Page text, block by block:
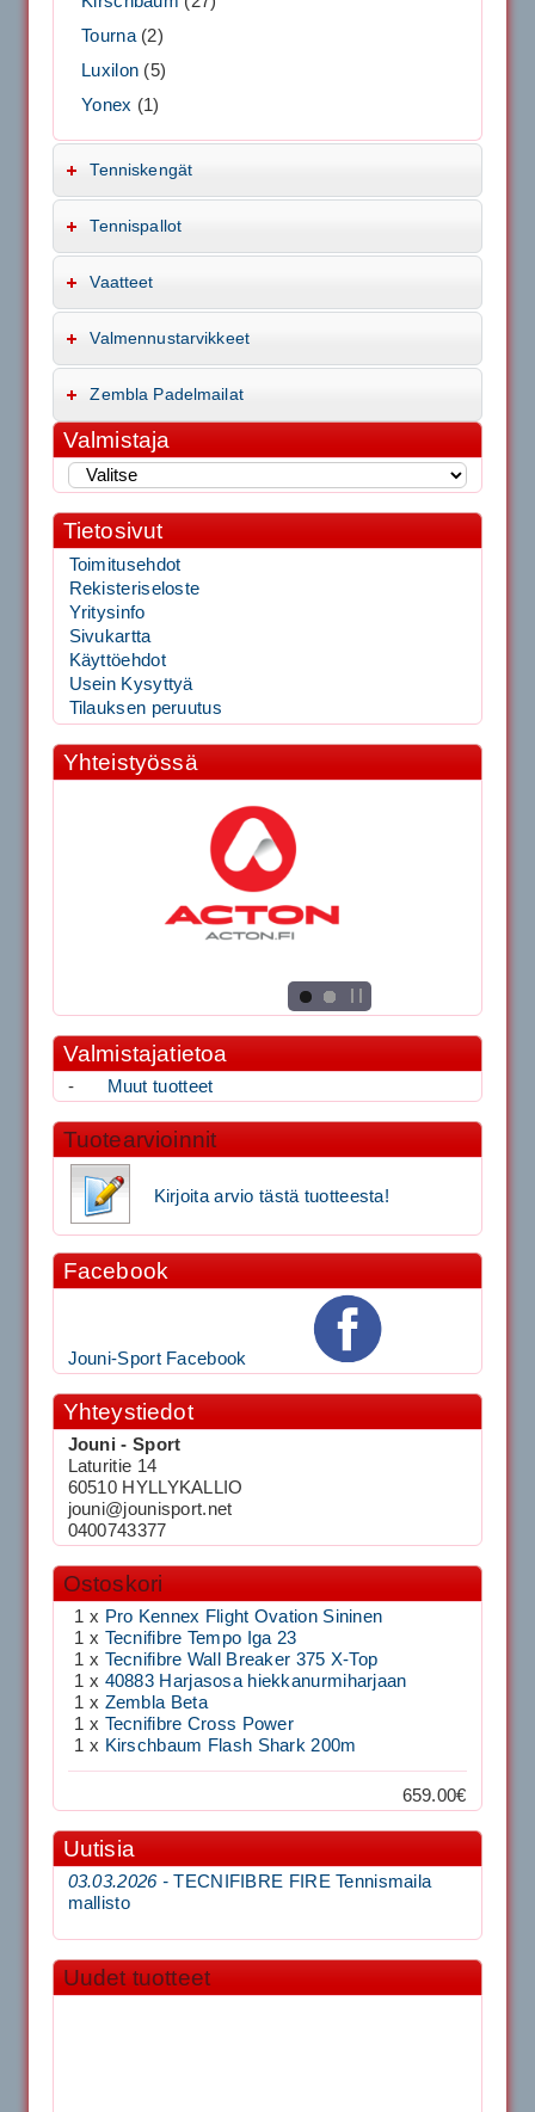
Tourna(2)
Luxilon (5)
Yonex (1)
Tenniskengät
Tennispallot
Vaatteet
Valmennustarvikkeet
Zembla Padelmailat
Valmistaja
Tietosivut
Toimitusehdot
Rekisteriseloste
Yritysinfo
Sivukartta
Käyttöehdot
Usein Kysyttyä
Tilauksen peruutus
Yhteistyössä
Valmistajatietoa
- Muut tuotteet
Tuotearvioinnit
Kirjoita arvio tästä tuotteesta!
Facebook
Jouni-Sport Facebook
Yhteystiedot
Jouni - Sport
Laturitie 14
60510 HYLLYKALLIO
jouni@jounisport.net
0400743377
Ostoskori
1 x Pro Kennex Flight Ovation Sininen
1 x Tecnifibre Tempo Iga 23
1 x Tecnifibre Wall Breaker 375 X-Top
1 x 40883 Harjasosa hiekkanurmiharjaan
1 x Zembla Beta
1 x Tecnifibre Cross Power
1 x Kirschbaum Flash Shark 200m
659.00€
Uutisia
03.03.2026 -TECNIFIBRE FIRE Tennismaila
mallisto
Uudet tuotteet